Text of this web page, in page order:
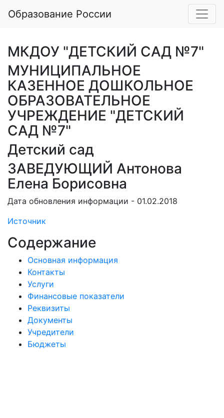
Образование России
МКДОУ "ДЕТСКИЙ САД №7"
МУНИЦИПАЛЬНОЕ
КАЗЕННОЕ ДОШКОЛЬНОЕ
ОБРАЗОВАТЕЛЬНОЕ
УЧРЕЖДЕНИЕ "ДЕТСКИЙ
САД №7"
Детский сад
ЗАВЕДУЮЩИЙ Антонова
Елена Борисовна
Дата обновления информации - 01.02.2018
Источник
Содержание
Основная информация
Контакты
Услуги
Финансовые показатели
Реквизиты
Документы
Учредители
Бюджеты